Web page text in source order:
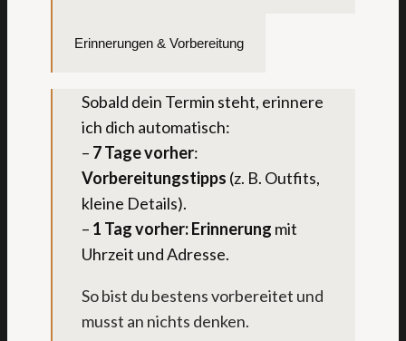
Erinnerungen & Vorbereitung
Sobald dein Termin steht, erinnere
ich dich automatisch:
– 7 Tage vorher:
Vorbereitungstipps (z. B. Outfits,
kleine Details).
– 1 Tag vorher:Erinnerung mit
Uhrzeit und Adresse.
So bist du bestens vorbereitet und
musst an nichts denken.